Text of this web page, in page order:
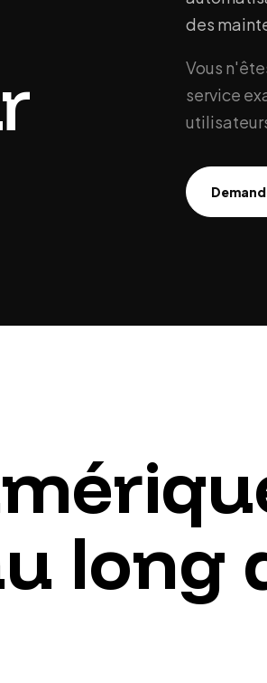
des
Vous
service
long